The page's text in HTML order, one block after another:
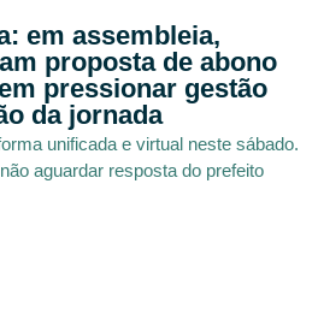
em assembleia,
proposta de abono
pressionar gestão
da jornada
unificada e virtual neste sábado.
aguardar resposta do prefeito